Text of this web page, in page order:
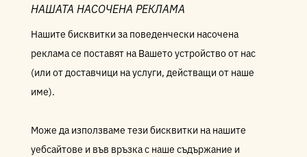
НАШАТА НАСОЧЕНА РЕКЛАМА
Нашите бисквитки за поведенчески насочена
реклама се поставят на Вашето устройство от нас
(или от доставчици на услуги, действащи от наше
име).
Може да използваме тези бисквитки на нашите
уебсайтове и във връзка с наше съдържание и